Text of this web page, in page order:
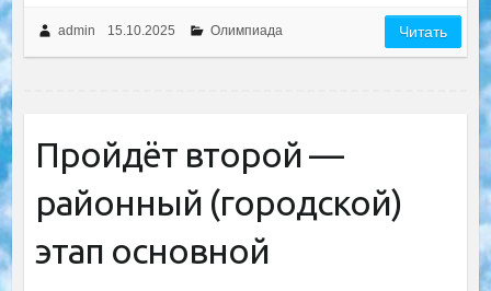
admin 15.10.2025 Олимпиада Читать
Пройдёт второй —
районный (городской)
этап основной